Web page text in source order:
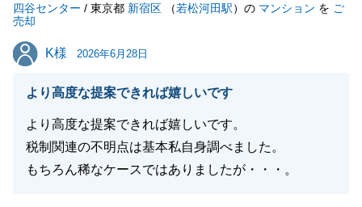
今後ともよろしくお願い申し上げます。
四谷センター / 東京都 新宿区 （若松河田駅）の マンション を ご
売却
K様
K様 2026年6月28日
より高度な提案できれば嬉しいです
より高度な提案できれば嬉しいです。
税制関連の不明点は基本私自身調べました。
もちろん稀なケースではありましたが・・・。